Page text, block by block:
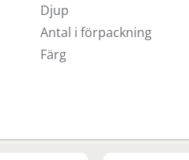
Djup
Antal i förpackning
Färg